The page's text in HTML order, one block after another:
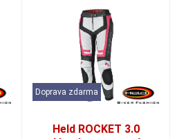
Doprava zdarma
Held ROCKET 3.0